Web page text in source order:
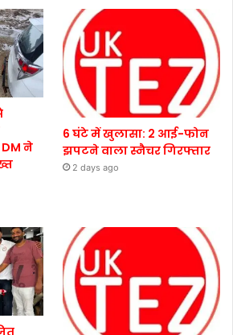
DM ने
6 घंटे में खुलासा: 2 आई-फोन
झपटने वाला स्नैचर गिरफ्तार
2 days ago